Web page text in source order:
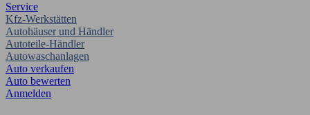
Service
Kfz-Werkstätten
Autohäuser und Händler
Autoteile-Händler
Autowaschanlagen
Auto verkaufen
Auto bewerten
Anmelden